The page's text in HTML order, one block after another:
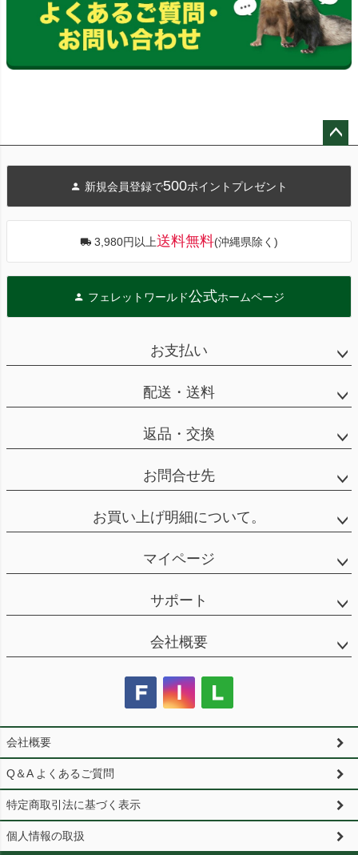
へ
新規会員登録で500ポイントプレゼント
3,980円以上送料無料(沖縄県除く)
フェレットワールド公式ホームページ
お支払い
配送・送料
返品・交換
お問合せ先
お買い上げ明細について。
マイページ
サポート
会社概要
会社概要
Q＆A よくあるご質問
特定商取引法に基づく表示
個人情報の取扱